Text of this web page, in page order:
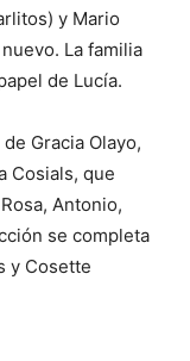
y Mario
La familia
de Lucía.
Gracia Olayo,
Cosials, que
Antonio,
se completa
y Cosette